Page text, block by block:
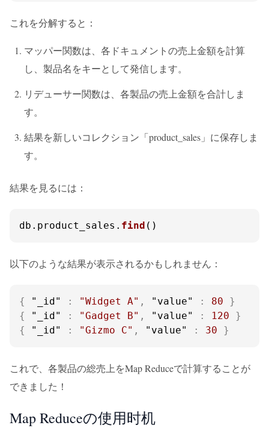
これを分解すると：
マッパー関数は、各ドキュメントの売上金額を計算
し、製品名をキーとして発信します。
リデューサー関数は、各製品の売上金額を合計しま
す。
結果を新しいコレクション「product_sales」に保存しま
す。
結果を見るには：
db. product_sales . find ()
以下のような結果が表示されるかもしれません：
{ "_id" : "Widget A" , "value" : 80
}
{
"_id" : "Gadget B" , "value" : 120
}
{
"_id" : "Gizmo C" , "value" : 30 }
これで、各製品の総売上をMap Reduceで計算することが
できました！
Map Reduceの使用时机